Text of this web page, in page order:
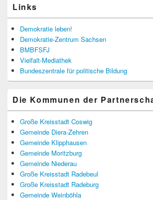
Links
Demokratie leben!
Demokratie-Zentrum Sachsen
BMBFSFJ
Vielfalt-Mediathek
Bundeszentrale für politische Bildung
Die Kommunen der
Große Kreisstadt Coswig
Gemeinde Diera-Zehren
Gemeinde Klipphausen
Gemeinde Moritzburg
Gemeinde Niederau
Große Kreisstadt Radebeul
Große Kreisstadt Radeburg
Gemeinde Weinböhla